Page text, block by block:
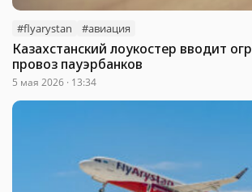
#flyarystan #авиация
Казахстанский лоукостер вводит
провоз пауэрбанков
5 мая 2026 · 13:34